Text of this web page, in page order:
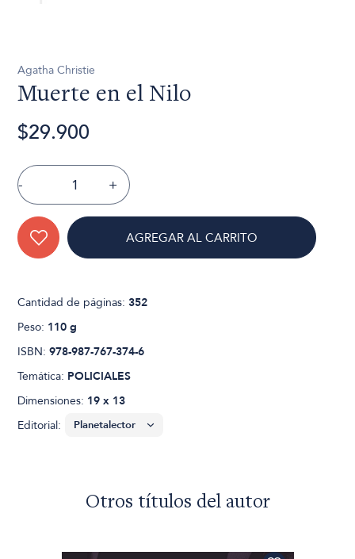
Agatha Christie
Muerte en el Nilo
$29.900
- +
AGREGAR AL CARRITO
Cantidad de páginas:352
Peso: 110 g
ISBN:978-987-767-374-6
Temática: POLICIALES
Dimensiones: 19 x 13
Editorial:
Otros títulos del autor